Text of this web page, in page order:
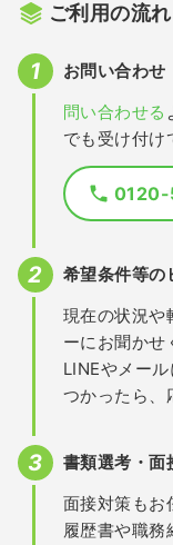
ご利用の流れ
お問い合わせ
問い合わせる
でも受け付け
希望条件等の
現在の状況や
ーにお聞かせ
LINEやメー
つかったら、
書類選考・面
面接対策もお
履歴書や職務